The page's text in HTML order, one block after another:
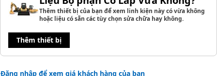
Thêm thiết bị của bạn để xem linh kiện này có vừa không
hoặc liệu có sẵn các tùy chọn sửa chữa hay không.
Thêm thiết bị
Đăng nhập để xem giá khách hàng của bạn